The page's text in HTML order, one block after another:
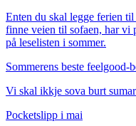
Enten du skal legge ferien
finne veien til sofaen, har vi
på leselisten i sommer.
Sommerens beste feelgood-
Vi skal ikkje sova burt
Pocketslipp i mai